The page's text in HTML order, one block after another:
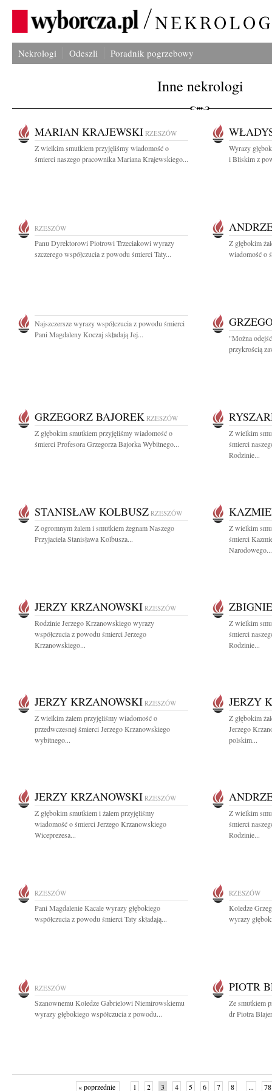
Nekrologi Odeszli Poradnik pogrzebowy
Inne nekrologi
MARIAN KRAJEWSKI RZESZÓW
Z wielkim smutkiem przyjęliśmy wiadomość o
śmierci naszego pracownika Mariana Krajewskiego...
Wyrazy
i Bliskim z
RZESZÓW
Panu Dyrektorowi Piotrowi Trzeciakowi wyrazy
szczerego współczucia z powodu śmierci Taty...
Z głębokim
wiadomość o
Najszczersze wyrazy współczucia z powodu śmierci
Pani Magdaleny Koczaj składają Jej...
"Można
przykrością
GRZEGORZ BAJOREK RZESZÓW
Z głębokim smutkiem przyjęliśmy wiadomość o
śmierci Profesora Grzegorza Bajorka Wybitnego...
Z wielkim
śmierci
Rodzinie...
STANISŁAW KOLBUSZ RZESZÓW
Z ogromnym żalem i smutkiem żegnam Naszego
Przyjaciela Stanisława Kolbusza...
Z wielkim
śmierci
Narodowego...
JERZY KRZANOWSKI RZESZÓW
Rodzinie Jerzego Krzanowskiego wyrazy
współczucia z powodu śmierci Jerzego
Krzanowskiego...
Z wielkim
śmierci
Rodzinie...
JERZY KRZANOWSKI RZESZÓW
Z wielkim żalem przyjęliśmy wiadomość o
przedwczesnej śmierci Jerzego Krzanowskiego
wybitnego...
JERZY
Z głębokim
Jerzego
polskim...
JERZY KRZANOWSKI RZESZÓW
Z głębokim smutkiem i żalem przyjęliśmy
wiadomość o śmierci Jerzego Krzanowskiego
Wiceprezesa...
Z wielkim
śmierci
Rodzinie...
RZESZÓW
Pani Magdalenie Kacale wyrazy głębokiego
współczucia z powodu śmierci Taty składają...
RZESZÓW
Koledze
wyrazy
RZESZÓW
Szanownemu Koledze Gabrielowi Niemirowskiemu
wyrazy głębokiego współczucia z powodu...
PIOTR
Ze smutkiem
dr Piotra
« poprzednie 1 2 3 4 5 6 7 8 ... 78